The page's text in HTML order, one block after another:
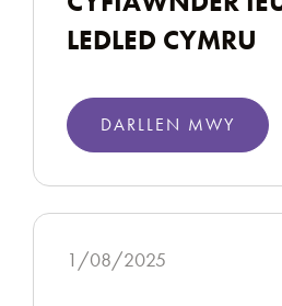
LEDLED CYMRU
DARLLEN MWY
1/08/2025